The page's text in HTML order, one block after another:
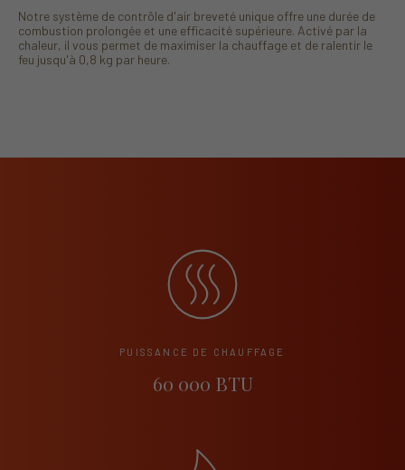
Notre système de contrôle d'air breveté unique offre une durée de
combustion prolongée et une efficacité supérieure. Activé par la
chaleur, il vous permet de maximiser la chauffage et de ralentir le
feu jusqu'à 0,8 kg par heure.
PUISSANCE DE CHAUFFAGE
60 000 BTU